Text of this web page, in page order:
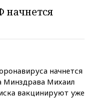
начнется
начнется
Минздрава Михаил
вакцинируют уже